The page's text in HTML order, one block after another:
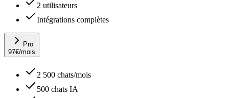
2 utilisateurs
Intégrations complètes
Pro
97€/mois
2 500 chats/mois
500 chats IA